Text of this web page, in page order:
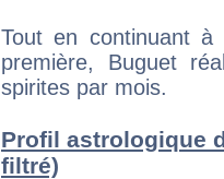
Tout en continuant
première, Buguet
spirites par mois.
Profil astrologique
filtré)